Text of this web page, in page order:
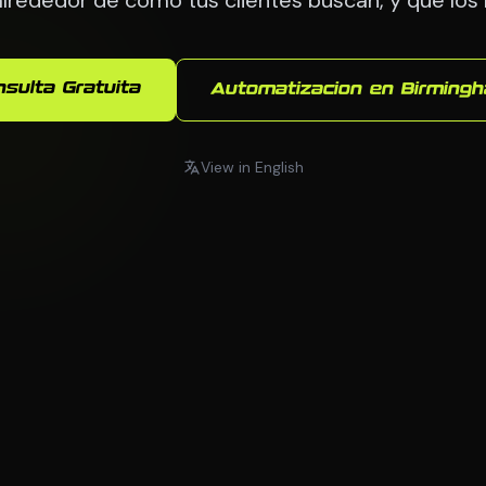
Gratuita Automatizacion en
View in English